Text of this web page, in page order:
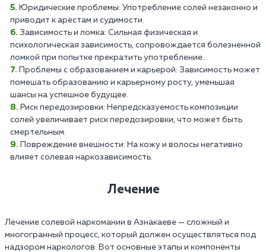
Юридические проблемы: Употребление солей незаконно и
приводит к арестам и судимости.
Зависимость и ломка: Сильная физическая и
психологическая зависимость, сопровождается болезненной
ломкой при попытке прекратить употребление.
Проблемы с образованием и карьерой: Зависимость может
помешать образованию и карьерному росту, уменьшая
шансы на успешное будущее.
Риск передозировки: Непредсказуемость композиции
солей увеличивает риск передозировки, что может быть
смертельным.
Повреждение внешности: На кожу и волосы негативно
влияет солевая наркозависимость.
Лечение
Лечение солевой наркомании в Азнакаеве — сложный и
многогранный процесс, который должен осуществляться под
надзором наркологов. Вот основные этапы и компоненты